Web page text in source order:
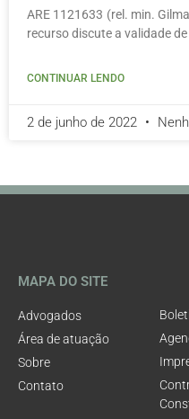
ARE 1121633 (rel. min.
recurso discute a validade
CONTINUAR LENDO
2 de junho de 2022
MAPA DO SITE
Advogados
Área de atuação
Sobre
Contato